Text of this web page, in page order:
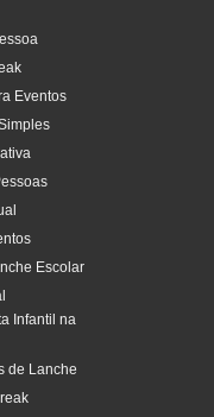
Eventos
Escolar
Infantil na
de Lanche